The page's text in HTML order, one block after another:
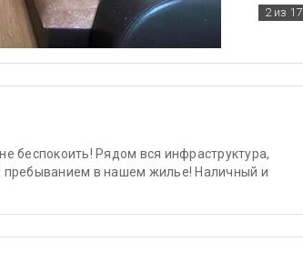
2из 17
беспокоить! Рядом вся инфраструктура,
в нашем жилье! Наличный и